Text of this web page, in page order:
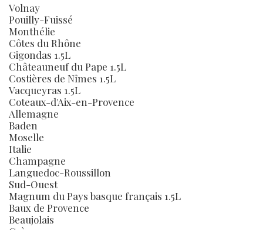
Volnay
Pouilly-Fuissé
Monthélie
Côtes du Rhône
Gigondas 1.5L
Châteauneuf du Pape 1.5L
Costières de Nîmes 1.5L
Vacqueyras 1.5L
Coteaux-d'Aix-en-Provence
Allemagne
Baden
Moselle
Italie
Champagne
Languedoc-Roussillon
Sud-Ouest
Magnum du Pays basque français 1.5L
Baux de Provence
Beaujolais